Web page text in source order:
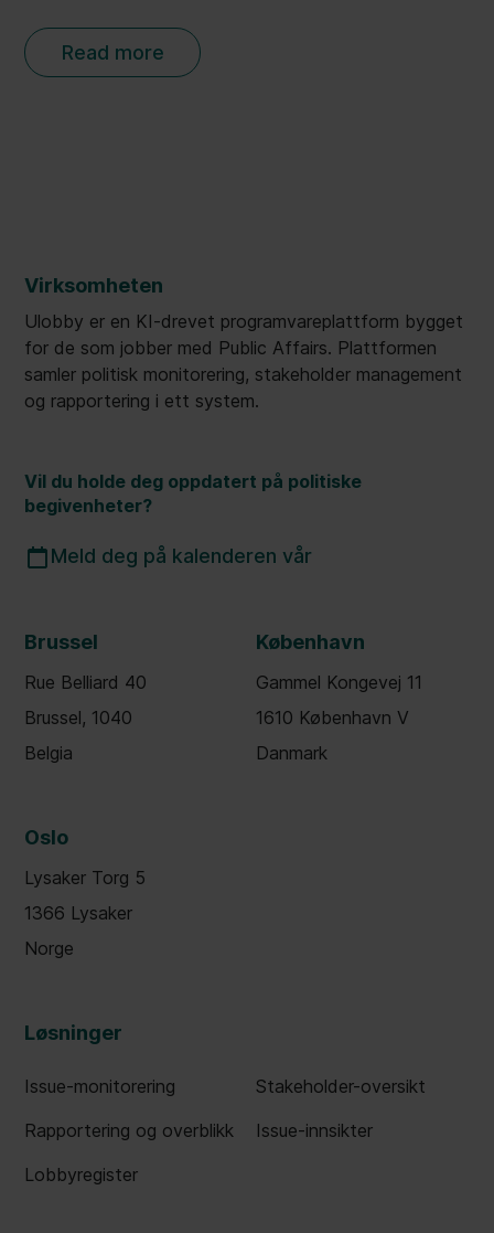
Read more
Virksomheten
Ulobby er en KI-drevet programvareplattform bygget
for de som jobber med Public Affairs. Plattformen
samler politisk monitorering, stakeholder management
og rapportering i ett system.
Vil du holde deg oppdatert på politiske
begivenheter?
Meld deg på kalenderen vår
Brussel
Rue Belliard 40
Brussel, 1040
Belgia
København
Gammel Kongevej 11
1610 København V
Danmark
Oslo
Lysaker Torg 5
1366 Lysaker
Norge
Løsninger
Issue-monitorering
Stakeholder-oversikt
Rapportering og overblikk
Issue-innsikter
Lobbyregister